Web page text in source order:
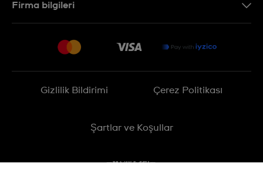
İade Politikası
Firma bilgileri
Gizlilik Bildirimi Çerez Politikası
Şartlar ve Koşullar